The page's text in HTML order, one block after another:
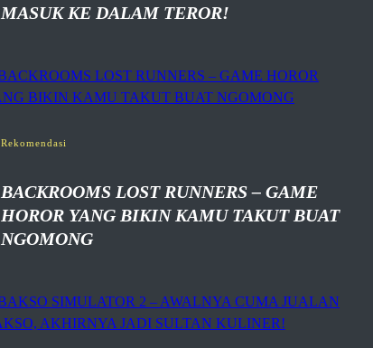
MASUK KE DALAM TEROR!
Rekomendasi
BACKROOMS LOST RUNNERS – GAME
HOROR YANG BIKIN KAMU TAKUT BUAT
NGOMONG